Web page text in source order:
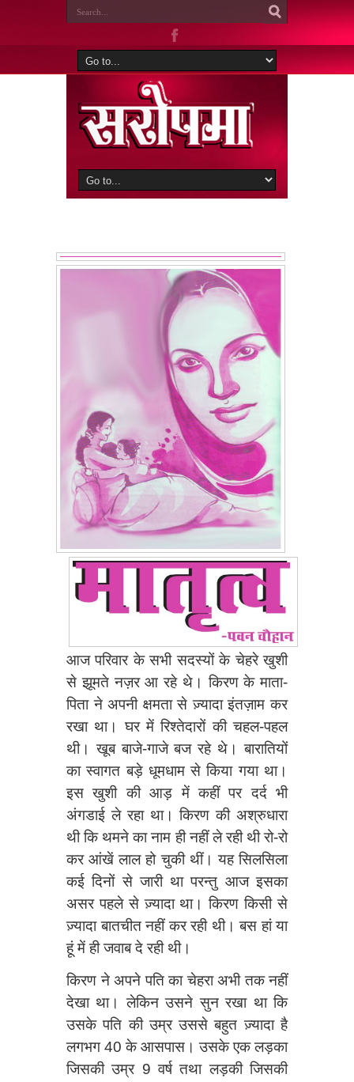
आज परिवार के सभी सदस्यों के चेहरे खुशी
से झूमते नज़र आ रहे थे। किरण के माता-
पिता ने अपनी क्षमता से ज़्यादा इंतज़ाम कर
रखा था। घर में रिश्तेदारों की चहल-पहल
थी। खूब बाजे-गाजे बज रहे थे। बारातियों
का स्वागत बड़े धूमधाम से किया गया था।
इस खुशी की आड़ में कहीं पर दर्द भी
अंगडाई ले रहा था। किरण की अश्रुधारा
थी कि थमने का नाम ही नहीं ले रही थी रो-रो
कर आंखें लाल हो चुकी थीं। यह सिलसिला
कई दिनों से जारी था परन्तु आज इसका
असर पहले से ज़्यादा था। किरण किसी से
ज़्यादा बातचीत नहीं कर रही थी। बस हां या
हूं में ही जवाब दे रही थी।
किरण ने अपने पति का चेहरा अभी तक नहीं
देखा था। लेकिन उसने सुन रखा था कि
उसके पति की उम्र उससे बहुत ज़्यादा है
लगभग 40 के आसपास। उसके एक लड़का
जिसकी उम्र 9 वर्ष तथा लड़की जिसकी